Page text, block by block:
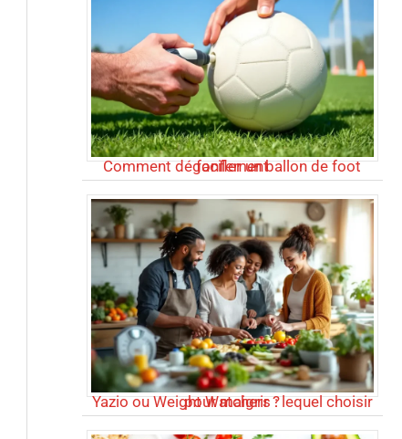
Comment dégonfler un ballon de foot facilement
Yazio ou Weight Watchers : lequel choisir pour maigrir ?